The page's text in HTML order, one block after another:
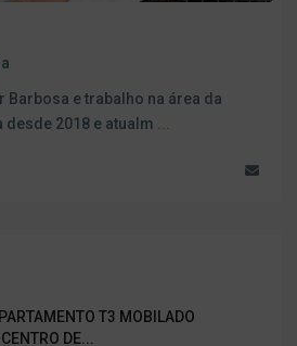
Barbosa e trabalho na área da
2018 e atualm ...
T3 MOBILADO
DE...